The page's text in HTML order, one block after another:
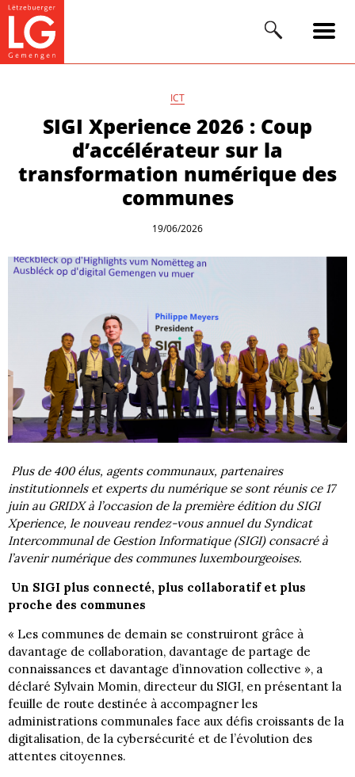
ICT
SIGI Xperience 2026 : Coup
d’accélérateur sur la
transformation numérique des
communes
19/06/2026
Plus de 400 élus, agents communaux, partenaires
institutionnels et experts du numérique se sont réunis ce 17
juin au GRIDX à l’occasion de la première édition du SIGI
Xperience, le nouveau rendez-vous annuel du Syndicat
Intercommunal de Gestion Informatique (SIGI) consacré à
l’avenir numérique des communes luxembourgeoises.
Un SIGI plus connecté, plus collaboratif et plus
proche des communes
« Les communes de demain se construiront grâce à
davantage de collaboration, davantage de partage de
connaissances et davantage d’innovation collective », a
déclaré Sylvain Momin, directeur du SIGI, en présentant la
feuille de route destinée à accompagner les
administrations communales face aux défis croissants de la
digitalisation, de la cybersécurité et de l’évolution des
attentes citoyennes.